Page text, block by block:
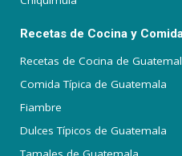
Recetas de Cocina y
Recetas de Cocina de
Comida Típica de Guatemala
Fiambre
Dulces Típicos de Guatemala